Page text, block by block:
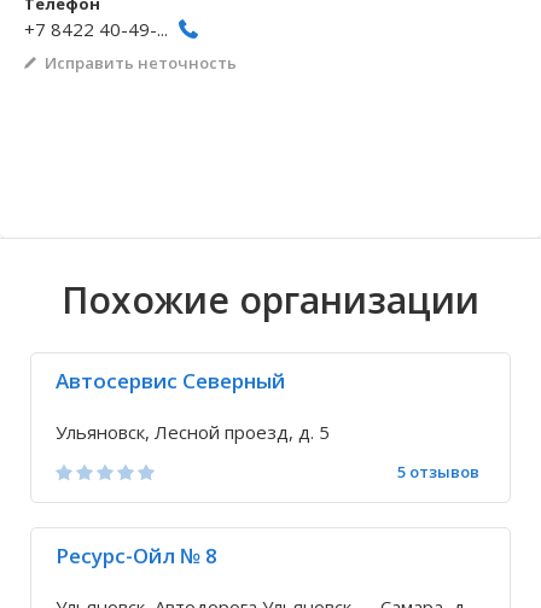
Волгоградская область
Кировоградская область
Восточно-Казахстанская область
Архангельское
+7 8422 40-49-...
Исправить неточность
Похожие организации
Автосервис Северный
Ульяновск, Лесной проезд, д. 5
5 отзывов
Ресурс-Ойл № 8